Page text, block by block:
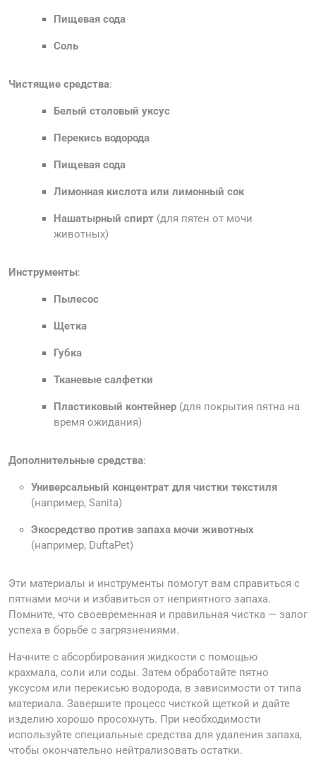
Пищевая сода
Соль
Чистящие средства:
Белый столовый уксус
Перекись водорода
Пищевая сода
Лимонная кислота или лимонный сок
Нашатырный спирт (для пятен от мочи
животных)
Инструменты:
Пылесос
Щетка
Губка
Тканевые салфетки
Пластиковый контейнер (для покрытия пятна на
время ожидания)
Дополнительные средства:
Универсальный концентрат для чистки текстиля
(например, Sanita)
Экосредство против запаха мочи животных
(например, DuftaPet)
Эти материалы и инструменты помогут вам справиться с
пятнами мочи и избавиться от неприятного запаха.
Помните, что своевременная и правильная чистка — залог
успеха в борьбе с загрязнениями.
Начните с абсорбирования жидкости с помощью
крахмала, соли или соды. Затем обработайте пятно
уксусом или перекисью водорода, в зависимости от типа
материала. Завершите процесс чисткой щеткой и дайте
изделию хорошо просохнуть. При необходимости
используйте специальные средства для удаления запаха,
чтобы окончательно нейтрализовать остатки.